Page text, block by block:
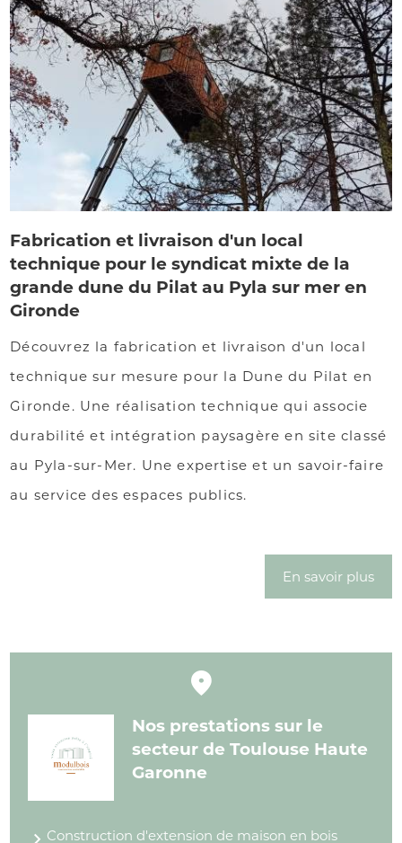
Fabrication et livraison d'un local
technique pour le syndicat mixte de la
grande dune du Pilat au Pyla sur mer en
Gironde
Découvrez la fabrication et livraison d'un local
technique sur mesure pour la Dune du Pilat en
Gironde. Une réalisation technique qui associe
durabilité et intégration paysagère en site classé
au Pyla-sur-Mer. Une expertise et un savoir-faire
au service des espaces publics.
En savoir plus
Nos prestations sur le
secteur de Toulouse Haute
Garonne
Construction d'extension de maison en bois